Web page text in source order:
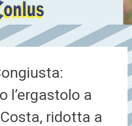
l’ergastolo a
ridotta a